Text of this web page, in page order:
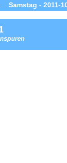
Samstag - 2011-